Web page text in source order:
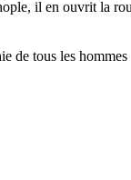
il en ouvrit la
de tous les hommes